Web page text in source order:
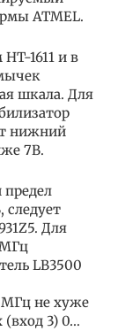
ATMEL.
1611 и в
шкала. Для
нижний
7В.
Для
МГц
LB3500
МГц не хуже
(вход 3) 0…